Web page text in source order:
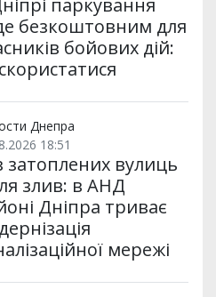
паркування
безкоштовним для
бойових дій:
Днепра
18:51
затоплених вулиць
злив: в АНД
Дніпра триває
мережі